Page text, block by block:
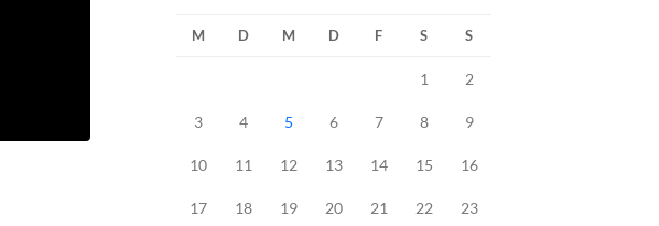
M D M D F S S
1 2
3 4 5 6 7 8 9
10 11 12 13 14 15 16
17 18 19 20 21 22 23